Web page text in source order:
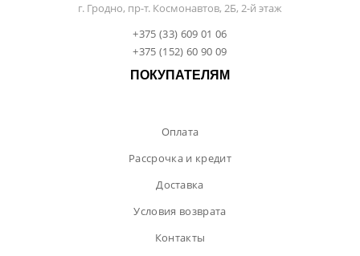
г. Гродно, пр-т. Космонавтов, 2Б, 2-й этаж
+375 (33) 609 01 06
+375 (152) 60 90 09
ПОКУПАТЕЛЯМ
Оплата
Рассрочка и кредит
Доставка
Условия возврата
Контакты